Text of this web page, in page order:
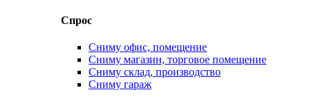
Спрос
Сниму офис, помещение
Сниму магазин, торговое помещение
Сниму склад, производство
Сниму гараж